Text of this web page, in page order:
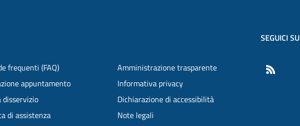
frequenti (FAQ)
appuntamento
disservizio
di assistenza
Amministrazione trasparente
Informativa privacy
Dichiarazione di accessibilità
Note legali
SEGUICI SU